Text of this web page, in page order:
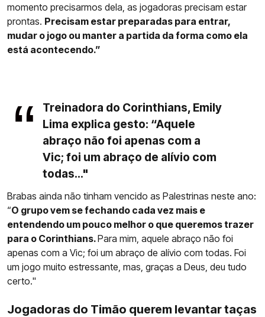
momento precisarmos dela, as jogadoras precisam estar
prontas. Precisam estar preparadas para entrar,
mudar o jogo ou manter a partida da forma como ela
está acontecendo.”
Treinadora do Corinthians, Emily
Lima explica gesto: “Aquele
abraço não foi apenas com a
Vic; foi um abraço de alívio com
todas..."
Brabas ainda não tinham vencido as Palestrinas neste ano:
“O grupo vem se fechando cada vez mais e
entendendo um pouco melhor o que queremos trazer
para o Corinthians.Para mim, aquele abraço não foi
apenas com a Vic; foi um abraço de alívio com todas. Foi
um jogo muito estressante, mas, graças a Deus, deu tudo
certo."
Jogadoras do Timão querem levantar taças